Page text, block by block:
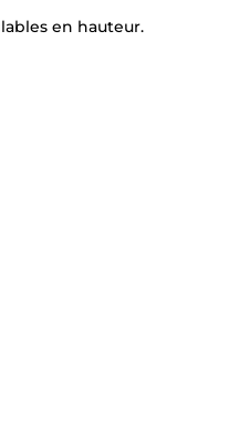
en hauteur.